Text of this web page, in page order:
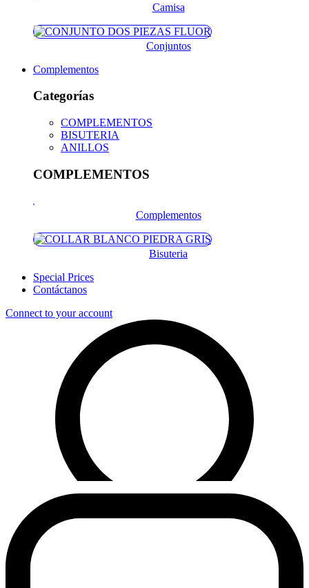
Camisa
Conjuntos
Complementos
Categorías
COMPLEMENTOS
BISUTERIA
ANILLOS
COMPLEMENTOS
Complementos
Bisuteria
Special Prices
Contáctanos
Connect to your account